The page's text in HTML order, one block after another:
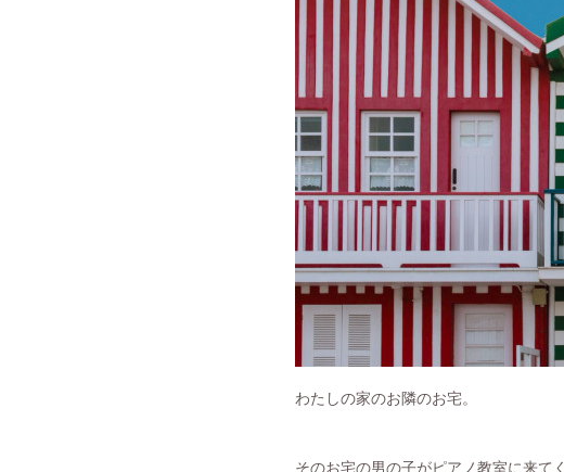
わたしの家のお隣のお宅。
そのお宅の男の子がピアノ教室に来て